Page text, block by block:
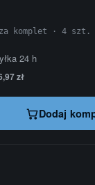
komplet · 4 szt.
24 h
zł
Dodaj